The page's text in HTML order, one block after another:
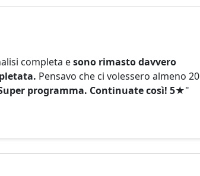
completa esono rimasto davvero
Pensavo che ci volessero almeno 20
programma. Continuate così! 5★"